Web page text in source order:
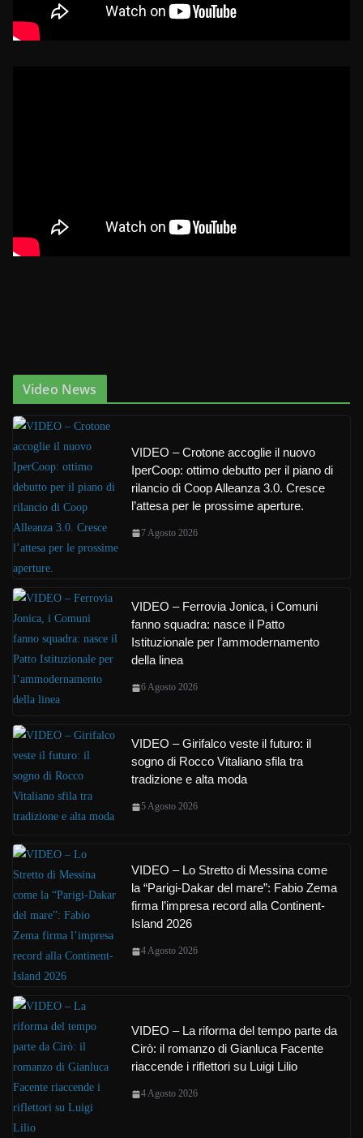
Video News
VIDEO – Crotone accoglie il nuovo
IperCoop: ottimo debutto per il piano di
rilancio di Coop Alleanza 3.0. Cresce
l’attesa per le prossime aperture.
7 Agosto 2026
VIDEO – Ferrovia Jonica, i Comuni
fanno squadra: nasce il Patto
Istituzionale per l’ammodernamento
della linea
6 Agosto 2026
VIDEO – Girifalco veste il futuro: il
sogno di Rocco Vitaliano sfila tra
tradizione e alta moda
5 Agosto 2026
VIDEO – Lo Stretto di Messina come
la “Parigi-Dakar del mare”: Fabio Zema
firma l’impresa record alla Continent-
Island 2026
4 Agosto 2026
VIDEO – La riforma del tempo parte da
Cirò: il romanzo di Gianluca Facente
riaccende i riflettori su Luigi Lilio
4 Agosto 2026